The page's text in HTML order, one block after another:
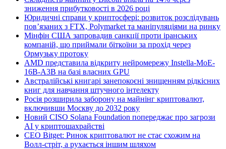
зниження прибутковості в 2026 році
Юридичні справи у криптосфері: розвиток розслідувань
пов’язаних з FTX, Polymarket та маніпуляціями на ринку
Мінфін США запровадив санкції проти іранських
компаній, що приймали біткоїни за прохід через
Ормузьку протоку
AMD представила відкриту нейромережу Instella-MoE-
16B-A3B на базі власних GPU
Австралійські книгарі занепокоєні знищенням рідкісних
книг для навчання штучного інтелекту
Росія розширила заборону на майнінг криптовалют,
включивши Москву до 2032 року
Новий CISO Solana Foundation попереджає про загрози
AI у криптошахрайстві
CEO Bitget: Ринок криптовалют не стає схожим на
Волл-стріт, а рухається іншим шляхом